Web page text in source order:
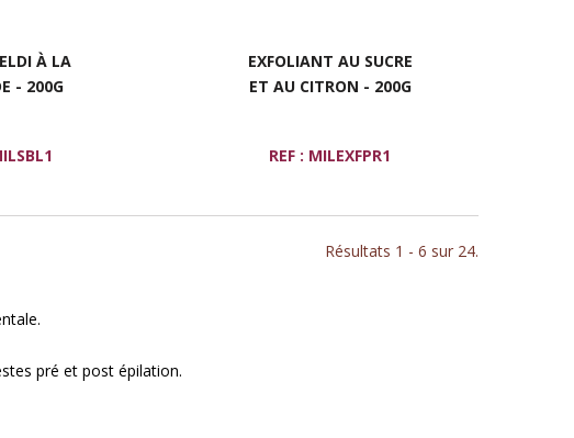
À LA
- 200G
EXFOLIANT AU SUCRE
ET AU CITRON - 200G
REF : MILEXFPR1
Résultats 1 - 6 sur 24.
pré et post épilation.